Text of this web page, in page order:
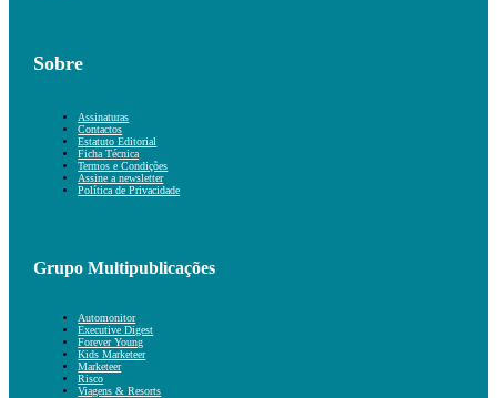
Sobre
Assinaturas
Contactos
Estatuto Editorial
Ficha Técnica
Termos e Condições
Assine a newsletter
Política de Privacidade
Grupo Multipublicações
Automonitor
Executive Digest
Forever Young
Kids Marketeer
Marketeer
Risco
Viagens & Resorts